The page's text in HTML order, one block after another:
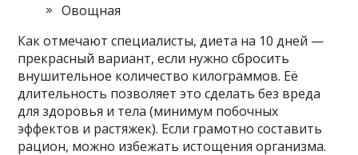
Овощная
Как отмечают специалисты, диета на 10 дней —
прекрасный вариант, если нужно сбросить
внушительное количество килограммов. Её
длительность позволяет это сделать без вреда
для здоровья и тела (минимум побочных
эффектов и растяжек). Если грамотно составить
рацион, можно избежать истощения организма.